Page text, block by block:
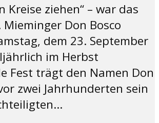
Kreise ziehen“ – war das
Don Bosco
dem 23. September
im Herbst
Fest trägt den Namen Don
zwei Jahrhunderten sein